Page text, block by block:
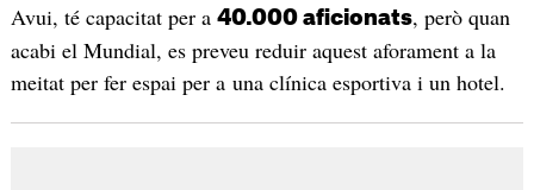
Avui, té capacitat per a 40.000 aficionats, però quan
acabi el Mundial, es preveu reduir aquest aforament a la
meitat per fer espai per a una clínica esportiva i un hotel.